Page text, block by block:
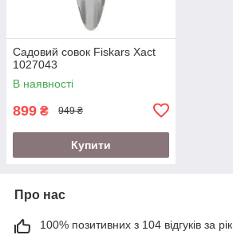
Садовий совок Fiskars Xact
1027043
В наявності
899 ₴ 949 ₴
Купити
Про нас
100% позитивних з 104 відгуків за рік